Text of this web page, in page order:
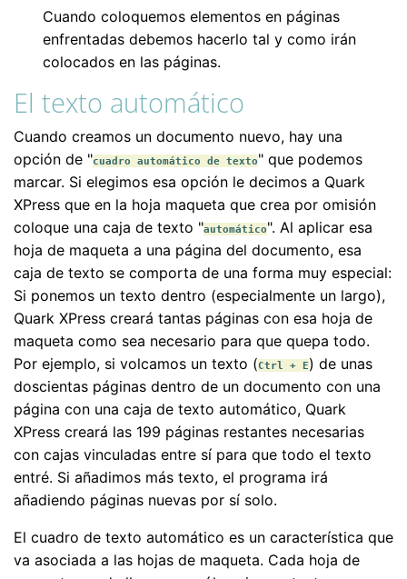
Cuando coloquemos elementos en páginas
enfrentadas debemos hacerlo tal y como irán
colocados en las páginas.
El texto automático
Cuando creamos un documento nuevo, hay una
opción de "cuadro automático de texto" que podemos
marcar. Si elegimos esa opción le decimos a Quark
XPress que en la hoja maqueta que crea por omisión
coloque una caja de texto "automático". Al aplicar esa
hoja de maqueta a una página del documento, esa
caja de texto se comporta de una forma muy especial:
Si ponemos un texto dentro (especialmente un largo),
Quark XPress creará tantas páginas con esa hoja de
maqueta como sea necesario para que quepa todo.
Por ejemplo, si volcamos un texto (Ctrl + E) de unas
doscientas páginas dentro de un documento con una
página con una caja de texto automático, Quark
XPress creará las 199 páginas restantes necesarias
con cajas vinculadas entre sí para que todo el texto
entré. Si añadimos más texto, el programa irá
añadiendo páginas nuevas por sí solo.
El cuadro de texto automático es un característica que
va asociada a las hojas de maqueta. Cada hoja de